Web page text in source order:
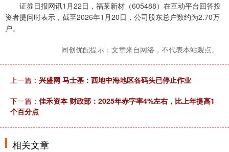
证券日报网讯1月22日，福莱新材（605488）在互动平台回答投
资者提问时表示，截至2026年1月20日，公司股东总户数约为2.70万
户。
同创优配提示：文章来自网络，不代表本站观点。
上一篇： 兴盛网 马士基：西地中海地区各码头已停止作业
下一篇： 佳禾资本 财政部：2025年赤字率4%左右，比上年提高1
个百分点
相关文章